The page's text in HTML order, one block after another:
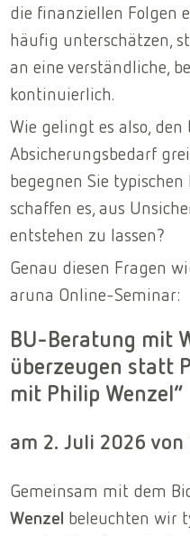
die finanziellen Folgen
häufig unterschätzen,
an eine verständliche,
kontinuierlich.
Wie gelingt es also, den
Absicherungsbedarf
begegnen Sie
schaffen es, aus
entstehen zu lassen?
Genau diesen Fragen
aruna Online-Seminar:
BU-Beratung mit
überzeugen statt
mit Philip Wenzel“
am 2. Juli 2026 von
Gemeinsam mit dem
Wenzel beleuchten wir